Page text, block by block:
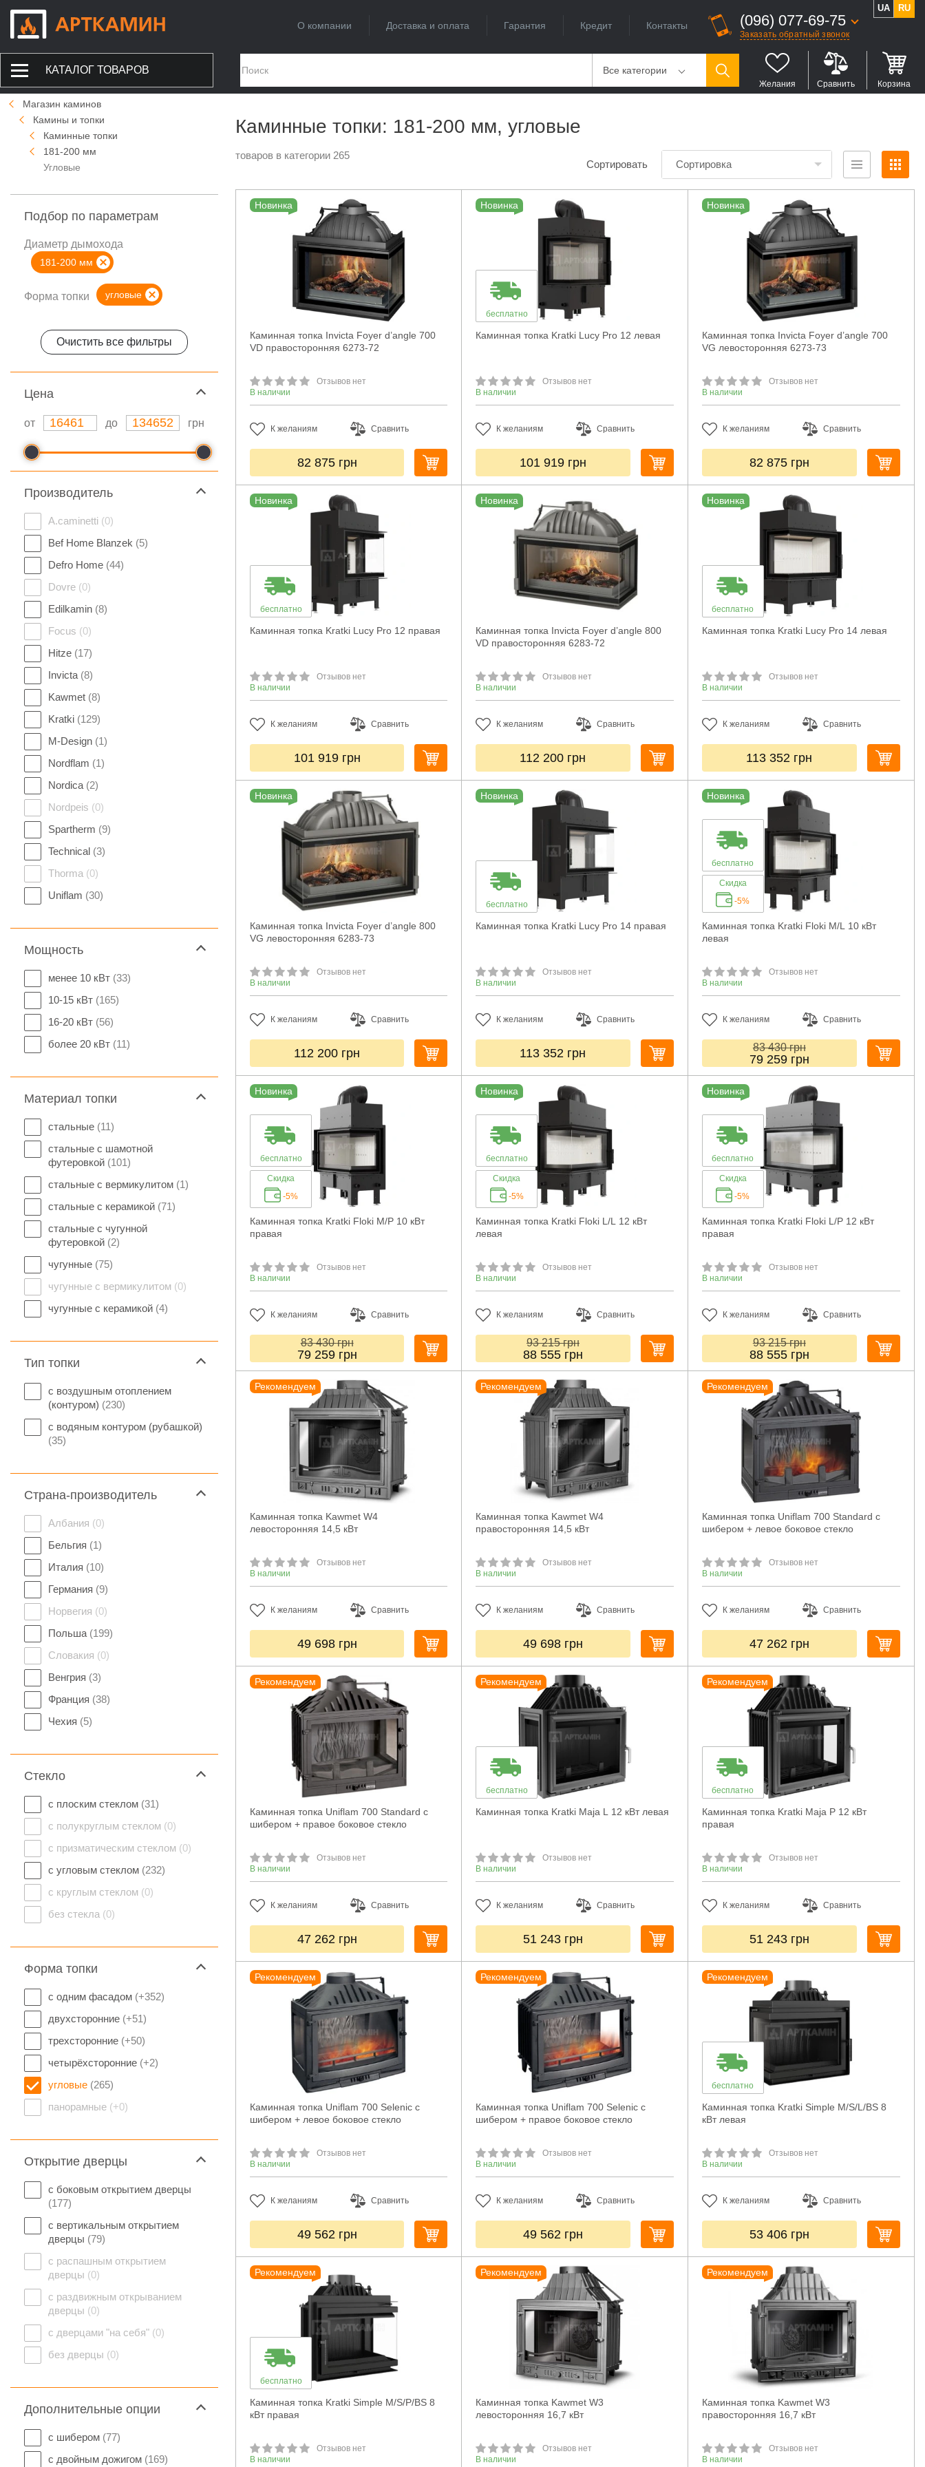
О компании Доставка и оплата Гарантия Кредит Контакты (096) 077-69-75
Заказать обратный звонок
UA RU
КАТАЛОГ ТОВАРОВ Все категории
Желания Сравнить Корзина
Магазин каминов
Камины и топки
Каминные топки
181-200 мм
Угловые
Подбор по параметрам
Диаметр дымохода
181-200 мм
Форма топки угловые
Очистить все фильтры
Цeна
от до грн
Производитель
A.caminetti (0)
Bef Home Blanzek (5)
Defro Home (44)
Dovre (0)
Edilkamin (8)
Focus (0)
Hitze (17)
Invicta (8)
Kawmet (8)
Kratki (129)
M-Design (1)
Nordflam (1)
Nordica (2)
Nordpeis (0)
Spartherm (9)
Technical (3)
Thorma (0)
Uniflam (30)
Мощность
менее 10 кВт (33)
10-15 кВт (165)
16-20 кВт (56)
более 20 кВт (11)
Материал топки
стальные (11)
стальные с шамотной
футеровкой (101)
стальные с вермикулитом (1)
стальные с керамикой (71)
стальные с чугунной
футеровкой (2)
чугунные (75)
чугунные с вермикулитом (0)
чугунные с керамикой (4)
Тип топки
с воздушным отоплением
(контуром) (230)
с водяным контуром (рубашкой)
(35)
Страна-производитель
Албания (0)
Бельгия (1)
Италия (10)
Германия (9)
Норвегия (0)
Польша (199)
Словакия (0)
Венгрия (3)
Франция (38)
Чехия (5)
Стекло
с плоским стеклом (31)
с полукруглым стеклом (0)
с призматическим стеклом (0)
с угловым стеклом (232)
с круглым стеклом (0)
без стекла (0)
Форма топки
с одним фасадом (+352)
двухсторонние (+51)
трехсторонние (+50)
четырёхсторонние (+2)
угловые (265)
панорамные (+0)
Открытие дверцы
с боковым открытием дверцы
(177)
с вертикальным открытием
дверцы (79)
с распашным открытием
дверцы (0)
с раздвижным открыванием
дверцы (0)
с дверцами "на себя" (0)
без дверцы (0)
Дополнительные опции
с шибером (77)
с двойным дожигом (169)
Каминные топки: 181-200 мм, угловые
товаров в категории 265
Сортировать Сортировка
Новинка
Каминная топка Invicta Foyer d’angle 700
VD правосторонняя 6273-72
Отзывов нет
В наличии
К желаниям Сравнить
82 875 грн
Новинка
бесплатно
Каминная топка Kratki Lucy Pro 12 левая
Отзывов нет
В наличии
К желаниям Сравнить
101 919 грн
Новинка
Каминная топка Invicta Foyer d’angle 700
VG левосторонняя 6273-73
Отзывов нет
В наличии
К желаниям Сравнить
82 875 грн
Новинка
бесплатно
Каминная топка Kratki Lucy Pro 12 правая
Отзывов нет
В наличии
К желаниям Сравнить
101 919 грн
Новинка
Каминная топка Invicta Foyer d’angle 800
VD правосторонняя 6283-72
Отзывов нет
В наличии
К желаниям Сравнить
112 200 грн
Новинка
бесплатно
Каминная топка Kratki Lucy Pro 14 левая
Отзывов нет
В наличии
К желаниям Сравнить
113 352 грн
Новинка
Каминная топка Invicta Foyer d’angle 800
VG левосторонняя 6283-73
Отзывов нет
В наличии
К желаниям Сравнить
112 200 грн
Новинка
бесплатно
Каминная топка Kratki Lucy Pro 14 правая
Отзывов нет
В наличии
К желаниям Сравнить
113 352 грн
Новинка
бесплатно
Скидка
-5%
Каминная топка Kratki Floki M/L 10 кВт
левая
Отзывов нет
В наличии
К желаниям Сравнить
83 430грн
79 259 грн
Новинка
бесплатно
Скидка
-5%
Каминная топка Kratki Floki M/P 10 кВт
правая
Отзывов нет
В наличии
К желаниям Сравнить
83 430грн
79 259 грн
Новинка
бесплатно
Скидка
-5%
Каминная топка Kratki Floki L/L 12 кВт
левая
Отзывов нет
В наличии
К желаниям Сравнить
93 215грн
88 555 грн
Новинка
бесплатно
Скидка
-5%
Каминная топка Kratki Floki L/P 12 кВт
правая
Отзывов нет
В наличии
К желаниям Сравнить
93 215грн
88 555 грн
Рекомендуем
Каминная топка Kawmet W4
левосторонняя 14,5 кВт
Отзывов нет
В наличии
К желаниям Сравнить
49 698 грн
Рекомендуем
Каминная топка Kawmet W4
правосторонняя 14,5 кВт
Отзывов нет
В наличии
К желаниям Сравнить
49 698 грн
Рекомендуем
Каминная топка Uniflam 700 Standard с
шибером + левое боковое стекло
Отзывов нет
В наличии
К желаниям Сравнить
47 262 грн
Рекомендуем
Каминная топка Uniflam 700 Standard с
шибером + правое боковое стекло
Отзывов нет
В наличии
К желаниям Сравнить
47 262 грн
Рекомендуем
бесплатно
Каминная топка Kratki Maja L 12 кВт левая
Отзывов нет
В наличии
К желаниям Сравнить
51 243 грн
Рекомендуем
бесплатно
Каминная топка Kratki Maja P 12 кВт
правая
Отзывов нет
В наличии
К желаниям Сравнить
51 243 грн
Рекомендуем
Каминная топка Uniflam 700 Selenic с
шибером + левое боковое стекло
Отзывов нет
В наличии
К желаниям Сравнить
49 562 грн
Рекомендуем
Каминная топка Uniflam 700 Selenic с
шибером + правое боковое стекло
Отзывов нет
В наличии
К желаниям Сравнить
49 562 грн
Рекомендуем
бесплатно
Каминная топка Kratki Simple M/S/L/BS 8
кВт левая
Отзывов нет
В наличии
К желаниям Сравнить
53 406 грн
Рекомендуем
бесплатно
Каминная топка Kratki Simple M/S/P/BS 8
кВт правая
Отзывов нет
В наличии
Рекомендуем
Каминная топка Kawmet W3
левосторонняя 16,7 кВт
Отзывов нет
В наличии
Рекомендуем
Каминная топка Kawmet W3
правосторонняя 16,7 кВт
Отзывов нет
В наличии